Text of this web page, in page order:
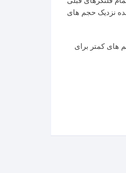
در آینده نزدیک حجم های
های کمتر برای